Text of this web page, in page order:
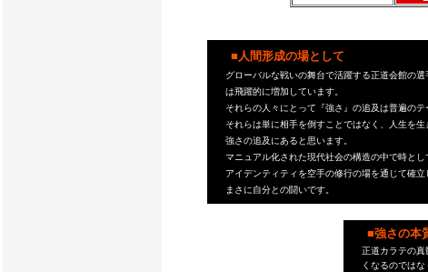
■人間形成の場として
グローバルな戦いの舞台で活躍する正道会館の選
は飛躍的に増加しています。
それらの人々に とって『強さ』の追及は普遍のテ
それらは単に相手を倒すことではなく、人生を生
強さの追及にあると思います。
マニュアル化された現代社会の構造の中で時とし
アイデンティティを空手の修行の場を通じて確立
まさに自分との闘いです。
■強さの本
正道カラテの真
くなるのでは